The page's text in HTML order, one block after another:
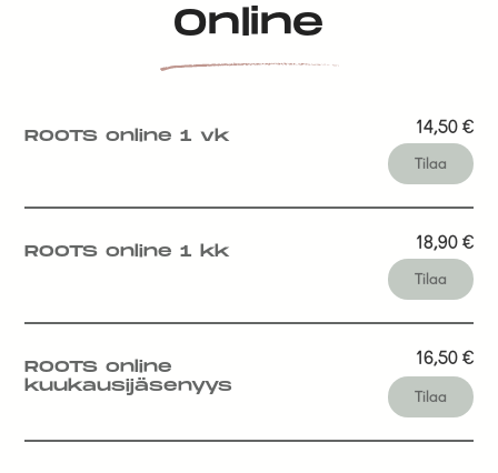
Online
ROOTS online 1 vk 14,50 €
Tilaa
ROOTS online 1 kk 18,90 €
Tilaa
ROOTS online
kuukausijäsenyys
16,50 €
Tilaa